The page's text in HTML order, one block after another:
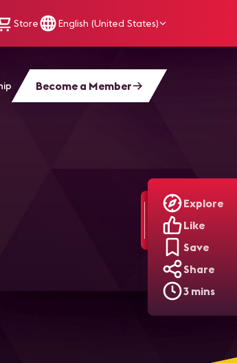
Store English (United States)
Become a Member
Explore
Like
Save
Share
3 mins